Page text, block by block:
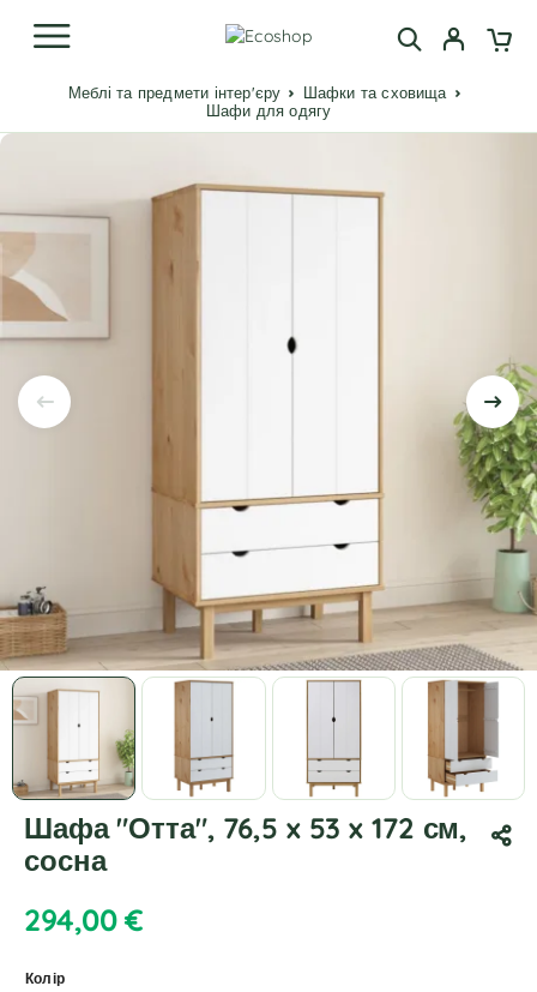
Меблі та предмети інтер'єру
Шафки та сховища
Шафи для одягу
Шафа "Отта", 76,5 x 53 x 172 см,
сосна
294,00€
Колір